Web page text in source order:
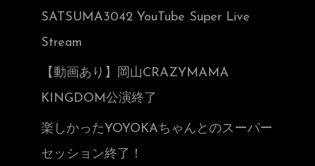
SATSUMA3042 YouTube Super Live
Stream
【動画あり】岡山CRAZYMAMA
KINGDOM公演終了
楽しかったYOYOKAちゃんとのスーパー
セッション終了！